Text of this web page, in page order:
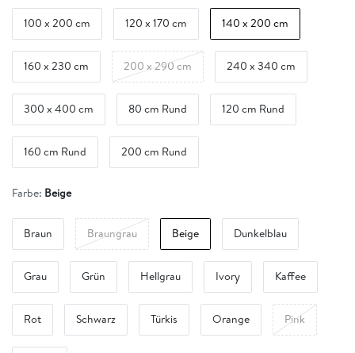
100 x 200 cm 120 x 170 cm 140 x 200 cm
160 x 230 cm 200 x 290 cm 240 x 340 cm
300 x 400 cm 80 cm Rund 120 cm Rund
160 cm Rund 200 cm Rund
Farbe: Beige
Braun Braungrau Beige Dunkelblau
Grau Grün Hellgrau Ivory Kaffee
Rot Schwarz Türkis Orange Pink